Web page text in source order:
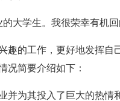
大学生。我很荣幸有机回
趣的工作，更好地发挥自
况简要介绍如下：
并为其投入了巨大的热情